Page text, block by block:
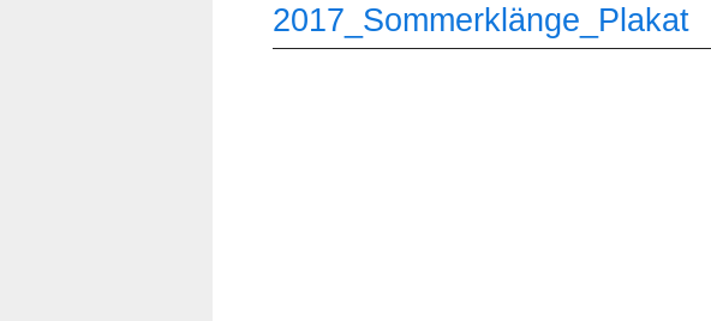
2017_Sommerklänge_Plakat